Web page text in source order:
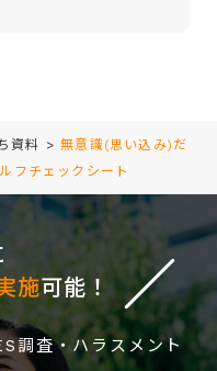
資料 >無意識(思い込み)だ
フチェックシート
施可能！
調査・ハラスメント